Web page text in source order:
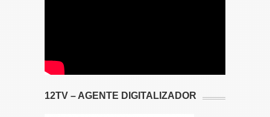
12TV – AGENTE DIGITALIZADOR